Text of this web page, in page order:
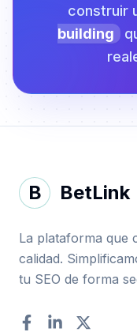
construir
building
B BetLink
La plataforma que
calidad.
tu SEO de forma
Facebook
LinkedInTwitter